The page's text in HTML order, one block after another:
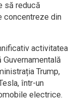
să reducă
concentreze din
activitatea
Trump,
într-un
electrice.